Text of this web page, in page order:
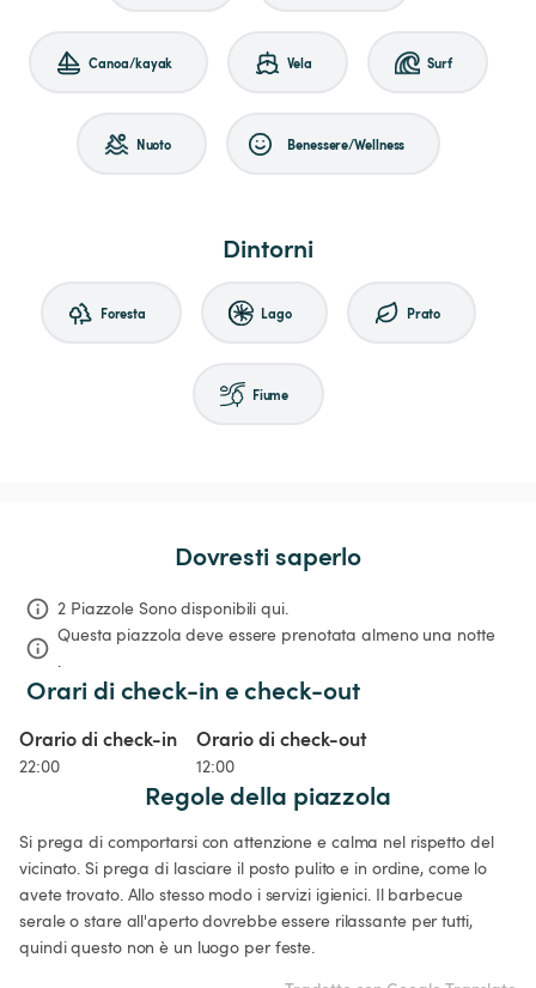
Canoa/kayak Vela Surf
Nuoto Benessere/Wellness
Dintorni
Foresta Lago Prato
Fiume
Dovresti saperlo
2 Piazzole Sono disponibili qui.
Questa piazzola deve essere prenotata almeno una notte
.
Orari di check-in e check-out
Orario di check-in
22:00
Orario di check-out
12:00
Regole della piazzola
Si prega di comportarsi con attenzione e calma nel rispetto del
vicinato. Si prega di lasciare il posto pulito e in ordine, come lo
avete trovato. Allo stesso modo i servizi igienici. Il barbecue
serale o stare all'aperto dovrebbe essere rilassante per tutti,
quindi questo non è un luogo per feste.